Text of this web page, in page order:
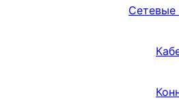
Сетевые